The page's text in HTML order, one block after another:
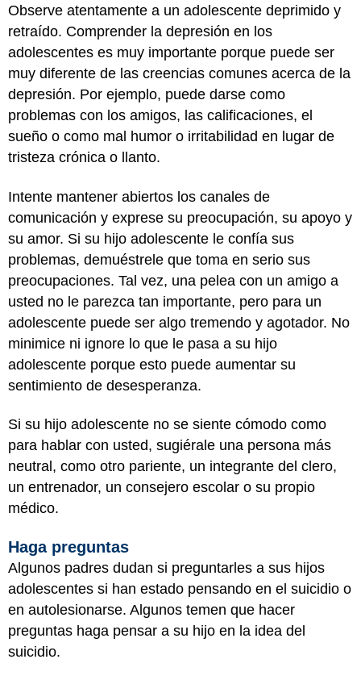
Observe atentamente a un adolescente deprimido y
retraído. Comprender la depresión en los
adolescentes es muy importante porque puede ser
muy diferente de las creencias comunes acerca de la
depresión. Por ejemplo, puede darse como
problemas con los amigos, las calificaciones, el
sueño o como mal humor o irritabilidad en lugar de
tristeza crónica o llanto.
Intente mantener abiertos los canales de
comunicación y exprese su preocupación, su apoyo y
su amor. Si su hijo adolescente le confía sus
problemas, demuéstrele que toma en serio sus
preocupaciones. Tal vez, una pelea con un amigo a
usted no le parezca tan importante, pero para un
adolescente puede ser algo tremendo y agotador. No
minimice ni ignore lo que le pasa a su hijo
adolescente porque esto puede aumentar su
sentimiento de desesperanza.
Si su hijo adolescente no se siente cómodo como
para hablar con usted, sugiérale una persona más
neutral, como otro pariente, un integrante del clero,
un entrenador, un consejero escolar o su propio
médico.
Haga preguntas
Algunos padres dudan si preguntarles a sus hijos
adolescentes si han estado pensando en el suicidio o
en autolesionarse. Algunos temen que hacer
preguntas haga pensar a su hijo en la idea del
suicidio.